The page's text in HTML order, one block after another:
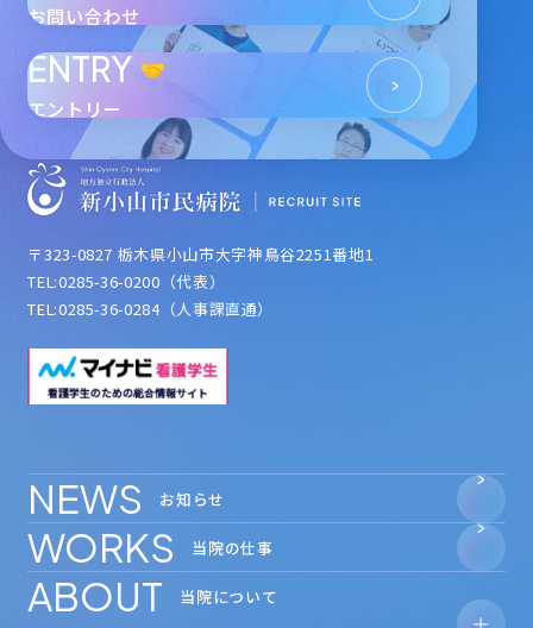
お問い合わせ
ENTRY
エントリー
〒323-0827 栃木県小山市大字神鳥谷2251番地1
TEL:0285-36-0200（代表）
TEL:0285-36-0284（人事課直通）
NEWS お知らせ
WORKS 当院の仕事
ABOUT 当院について